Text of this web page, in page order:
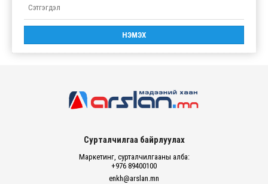
Сурталчилгаа байрлуулах
Маркетинг, сурталчилгааны алба:
+976 89400100
enkh@arslan.mn